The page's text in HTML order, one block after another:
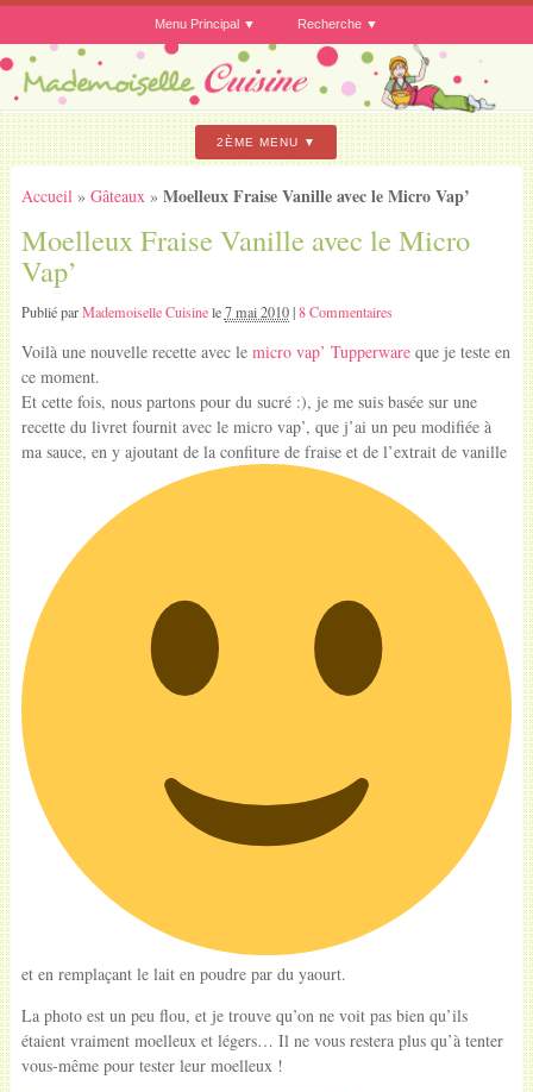
Menu Principal Recherche
2ÈME MENU
Accueil » Gâteaux » Moelleux Fraise Vanille avec le Micro Vap’
Moelleux Fraise Vanille avec le Micro
Vap’
Publié parMademoiselle Cuisinele7 mai 2010|8 Commentaires
Voilà une nouvelle recette avec le micro vap’ Tupperwareque je teste en
ce moment.
Et cette fois, nous partons pour du sucré :), je me suis basée sur une
recette du livret fournit avec le micro vap’, que j’ai un peu modifiée à
ma sauce, en y ajoutant de la confiture de fraise et de l’extrait de vanille
et en remplaçant le lait en poudre par du yaourt.
La photo est un peu flou, et je trouve qu’on ne voit pas bien qu’ils
étaient vraiment moelleux et légers… Il ne vous restera plus qu’à tenter
vous-même pour tester leur moelleux !